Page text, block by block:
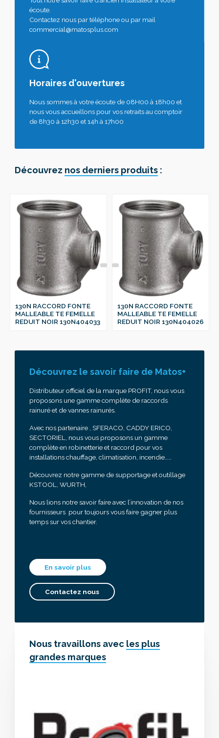
écoute.
Contactez nous par téléphone ou par mail
commercial@matosplus.com
Horaires d'ouvertures
Nous sommes à votre écoute de 08H00 à 18h00 et
nous vous accueillons pour vos retraits au comptoir
de 8h30 à 12h30 et 14h à 17h00
Découvrez nos derniers produits :
130N RACCORD FONTE
MALLEABLE TE FEMELLE
REDUIT NOIR 130N404033
130N RACCORD FONTE
MALLEABLE TE FEMELLE
REDUIT NOIR 130N404026
Découvrez le savoir faire de Matos+
Distributeur officiel de la marque PROFIT, nous vous
proposons une gamme complète de raccords
rainuré et de vannes rainurés.
Avec nos partenaire , SFERACO, CADDY ERICO,
SECTORIEL, nous vous proposons un gamme
complète en robinetterie et raccord pour vos
installations chauffage, climatisation, incendie……
Découvrez notre gamme de supportage et outillage
KSTOOL, WURTH,
Nous lions notre savoir faire avec l’innovation de nos
fournisseurs pour toujours vous faire gagner plus
temps sur vos chantier.
En savoir plus
Contactez nous
Nous travaillons avec les plus
grandes marques